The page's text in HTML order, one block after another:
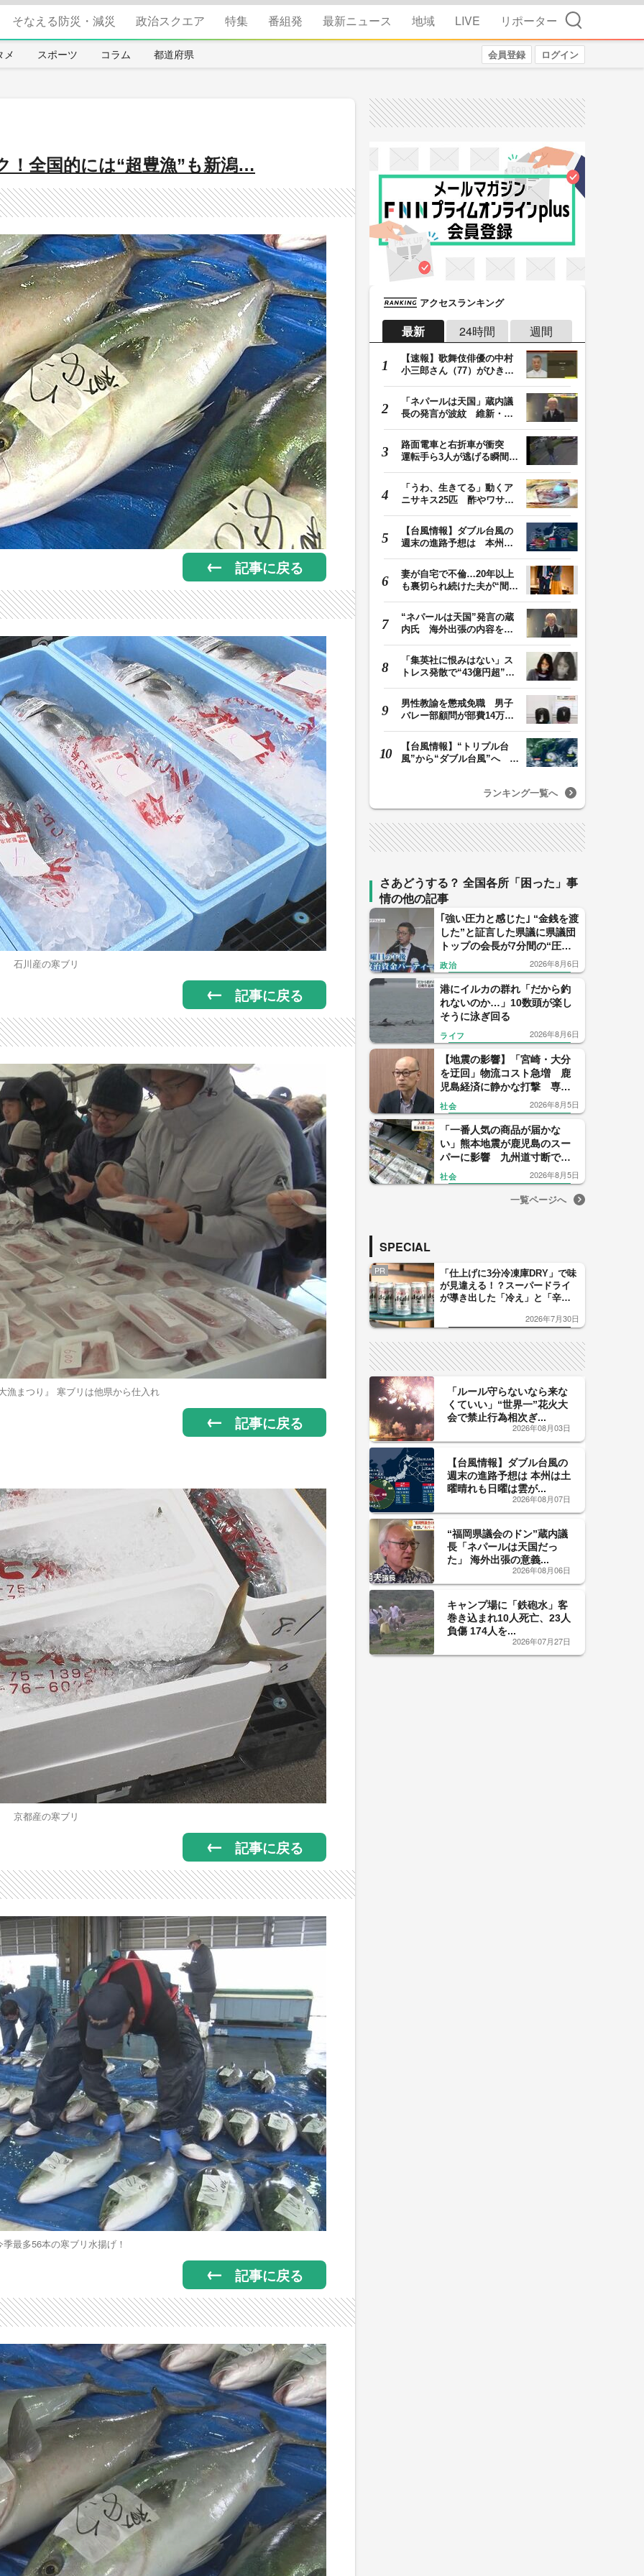
そなえる防災・減災 政治スクエア 特集 番組発 最新ニュース 地域 LIVE リポーター 検索
メ スポーツ コラム 都道府県 会員登録 ログイン
！全国的には“超豊漁”も新潟…
記事に戻る
石川産の寒ブリ
記事に戻る
漁まつり』 寒ブリは他県から仕入れ
記事に戻る
京都産の寒ブリ
記事に戻る
最多56本の寒ブリ水揚げ！
記事に戻る
アクセスランキング
最新 24時間 週間
【速報】歌舞伎俳優の中村
小三郎さん（77）がひき逃
「ネパールは天国」蔵内議
長の発言が波紋 維新・吉
路面電車と右折車が衝突
運転手ら3人が逃げる瞬間
「うわ、生きてる」動くア
ニサキス25匹 酢やワサビ
【台風情報】ダブル台風の
週末の進路予想は 本州は
妻が自宅で不倫…20年以上
も裏切られ続けた夫が“間
“ネパールは天国”発言の蔵
内氏 海外出張の内容を説
「集英社に恨みはない」ス
トレス発散で“43億円超”の
男性教諭を懲戒免職 男子
バレー部顧問が部費14万円
【台風情報】“トリプル台
風”から“ダブル台風”へ 13
ランキング一覧へ
さあどうする？ 全国各所「困った」事
情の他の記事
｢強い圧力と感じた｣ “金銭を渡
した”と証言した県議に県議団
トップの会長が7分間の“圧
力？電話” ｢感情的になった｣
【福岡発】
政治 2026年8月6日
港にイルカの群れ「だから釣
れないのか…」10数頭が楽し
そうに泳ぎ回る
ライフ 2026年8月6日
【地震の影響】「宮崎・大分
を迂回」物流コスト急増 鹿
児島経済に静かな打撃 専門
家「正常化に想定以上の時
間」
社会 2026年8月5日
「一番人気の商品が届かな
い」熊本地震が鹿児島のスー
パーに影響 九州道寸断で物
流に打撃
社会 2026年8月5日
一覧ページへ
SPECIAL
PR
「仕上げに3分冷凍庫DRY」で味
が見違える！？スーパードライ
が導き出した「冷え」と「辛
した「辛口カーブ」が飲み頃の
2026年7月30日
「ルール守らないなら来な
くていい」“世界一”花火大
会で禁止行為相次ぎ...
2026年08月03日
【台風情報】ダブル台風の
週末の進路予想は 本州は土
曜晴れも日曜は雲が...
2026年08月07日
“福岡県議会のドン”蔵内議
長「ネパールは天国だっ
た」 海外出張の意義...
2026年08月06日
キャンプ場に「鉄砲水」客
巻き込まれ10人死亡、23人
負傷 174人を...
2026年07月27日